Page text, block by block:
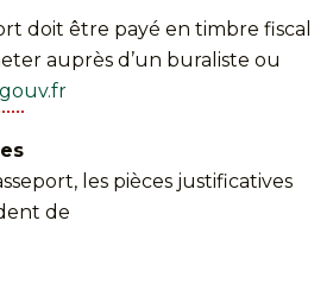
doit être payé en timbre fiscal
auprès d’un buraliste ou
les pièces justificatives
de